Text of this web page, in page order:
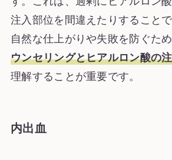
注入部位を間違えたりすること
自然な仕上がりや失敗を防ぐため
ウンセリングとヒアルロン酸の
理解することが重要です。
内出血